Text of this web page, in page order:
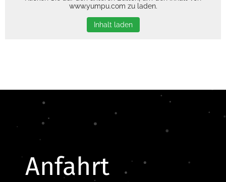
www.yumpu.com zu laden.
Inhalt laden
Anfahrt